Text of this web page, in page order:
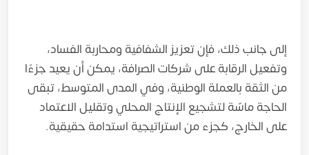
إلى جانب ذلك، فإن تعزيز الشفافية ومحاربة الفساد،
وتفعيل الرقابة على شركات الصرافة، يمكن أن يعيد جزءًا
من الثقة بالعملة الوطنية، وفي المدى المتوسط، تبقى
الحاجة ماسّة لتشجيع الإنتاج المحلي وتقليل الاعتماد
على الخارج، كجزء من استراتيجية استدامة حقيقية.